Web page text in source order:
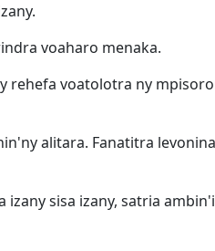
voaharo menaka.
rehefa voatolotra ny
alitara. Fanatitra
sisa izany, satria